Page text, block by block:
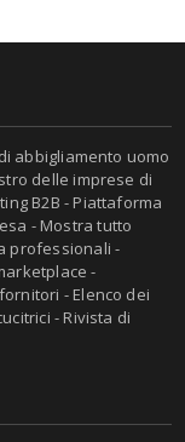
abbigliamento uomo
delle imprese di
B2B - Piattaforma
- Mostra tutto
professionali -
-
- Elenco dei
- Rivista di